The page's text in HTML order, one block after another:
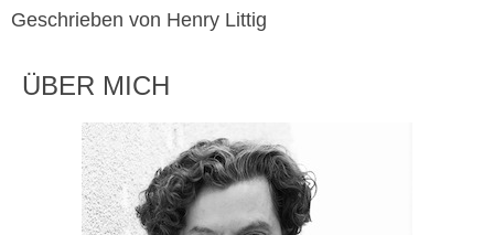
Geschrieben von Henry Littig
ÜBER MICH